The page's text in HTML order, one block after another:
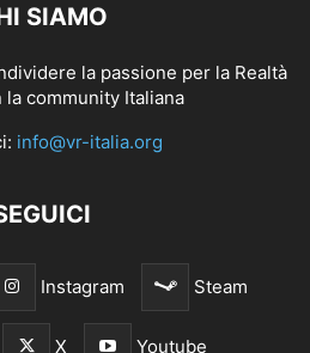
SIAMO
la passione per la Realtà
community Italiana
info@vr-italia.org
Instagram Steam
X Youtube